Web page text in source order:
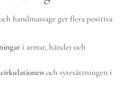
handmassage ger flera positiva
i armar, händer och
och syresättningen i